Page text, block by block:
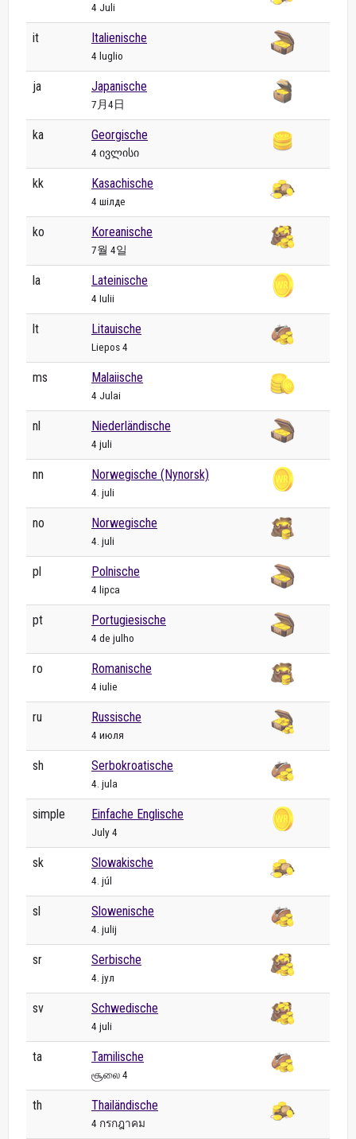
4 Juli
it Italienische
4 luglio
ja Japanische
7月4日
ka Georgische
4 ივლისი
kk Kasachische
4 шілде
ko Koreanische
7월 4일
la Lateinische
4 Iulii
lt Litauische
Liepos 4
ms Malaiische
4 Julai
nl Niederländische
4 juli
nn Norwegische (Nynorsk)
4. juli
no Norwegische
4. juli
pl Polnische
4 lipca
pt Portugiesische
4 de julho
ro Romanische
4 iulie
ru Russische
4 июля
sh Serbokroatische
4. jula
simple Einfache Englische
July 4
sk Slowakische
4. júl
sl Slowenische
4. julij
sr Serbische
4. јул
sv Schwedische
4 juli
ta Tamilische
சூலை 4
th Thailändische
4 กรกฎาคม